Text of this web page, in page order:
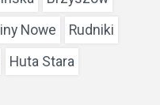
Nowe
Rudniki
Huta Stara